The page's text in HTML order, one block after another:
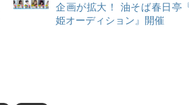
企画が拡大！ 油そば春日亭
姫オーディション』開催